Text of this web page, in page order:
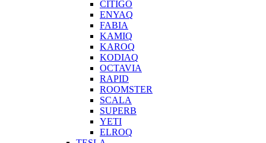
CITIGO
ENYAQ
FABIA
KAMIQ
KAROQ
KODIAQ
OCTAVIA
RAPID
ROOMSTER
SCALA
SUPERB
YETI
ELROQ